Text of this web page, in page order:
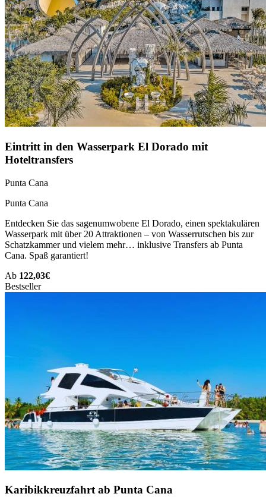
Eintritt in den Wasserpark El Dorado mit
Hoteltransfers
Punta Cana
Punta Cana
Entdecken Sie das sagenumwobene El Dorado, einen spektakulären
Wasserpark mit über 20 Attraktionen – von Wasserrutschen bis zur
Schatzkammer und vielem mehr… inklusive Transfers ab Punta
Cana. Spaß garantiert!
Ab 122,03€
Bestseller
Karibikkreuzfahrt ab Punta Cana